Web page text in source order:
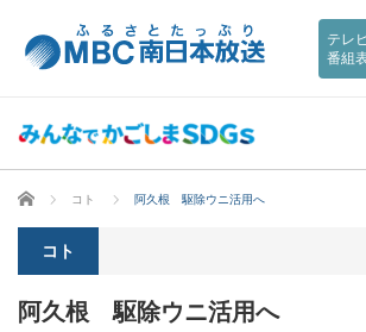
テレ
番組
ホーム コト 阿久根 駆除ウニ活用へ
コト
阿久根 駆除ウニ活用へ